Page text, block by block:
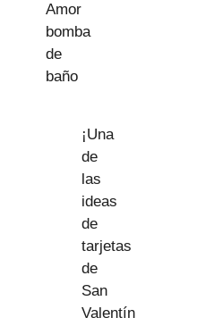
Amor
bomba
de
baño
¡Una
de
las
ideas
de
tarjetas
de
San
Valentín